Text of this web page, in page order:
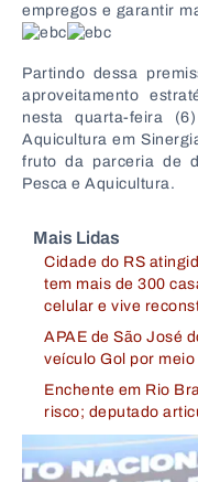
empregos e garantir
Partindo dessa
aproveitamento
nesta quarta-feira
Aquicultura em
fruto da parceria de
Pesca e Aquicultura.
Mais Lidas
Cidade do RS
tem mais de 300
celular e vive
APAE de São José
veículo Gol por
Enchente em Rio
risco; deputado